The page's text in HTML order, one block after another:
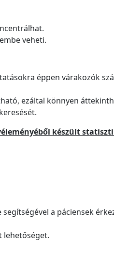
veheti.
éppen várakozók
ezáltal könnyen
készült
a páciensek
lehetőséget.